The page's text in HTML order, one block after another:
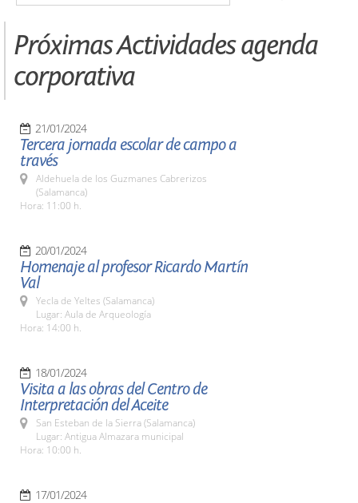
Próximas Actividades agenda
corporativa
21/01/2024
Tercera jornada escolar de campo a
través
Aldehuela de los Guzmanes Cabrerizos
(Salamanca)
Hora: 11:00 h.
20/01/2024
Homenaje al profesor Ricardo Martín
Val
Yecla de Yeltes (Salamanca)
Lugar: Aula de Arqueología
Hora: 14:00 h.
18/01/2024
Visita a las obras del Centro de
Interpretación del Aceite
San Esteban de la Sierra (Salamanca)
Lugar: Antigua Almazara municipal
Hora: 10:00 h.
17/01/2024